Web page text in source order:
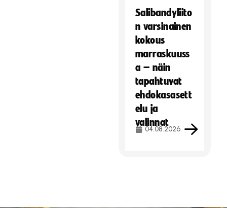
Salibandyliito
n varsinainen
kokous
marraskuuss
a – näin
tapahtuvat
ehdokasasett
elu ja
valinnat
04.08.2026